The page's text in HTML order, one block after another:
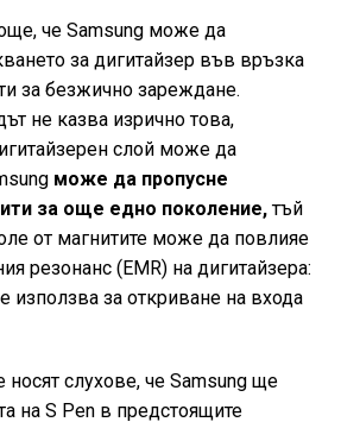
че Samsung може да
за дигитайзер във връзка
за безжично зареждане.
не казва изрично това,
слой може да
може да пропусне
за още едно поколение,тъй
от магнитите може да повлияе
резонанс (EMR) на дигитайзера:
използва за откриване на входа
слухове, че Samsung ще
на S Pen в предстоящите